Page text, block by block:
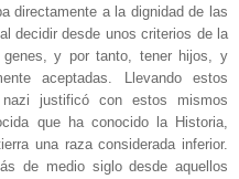
directamente a la dignidad de las
decidir desde unos criterios de la
genes, y por tanto, tener hijos, y
aceptadas. Llevando estos
justificó con estos mismos
que ha conocido la Historia,
una raza considerada inferior.
de medio siglo desde aquellos